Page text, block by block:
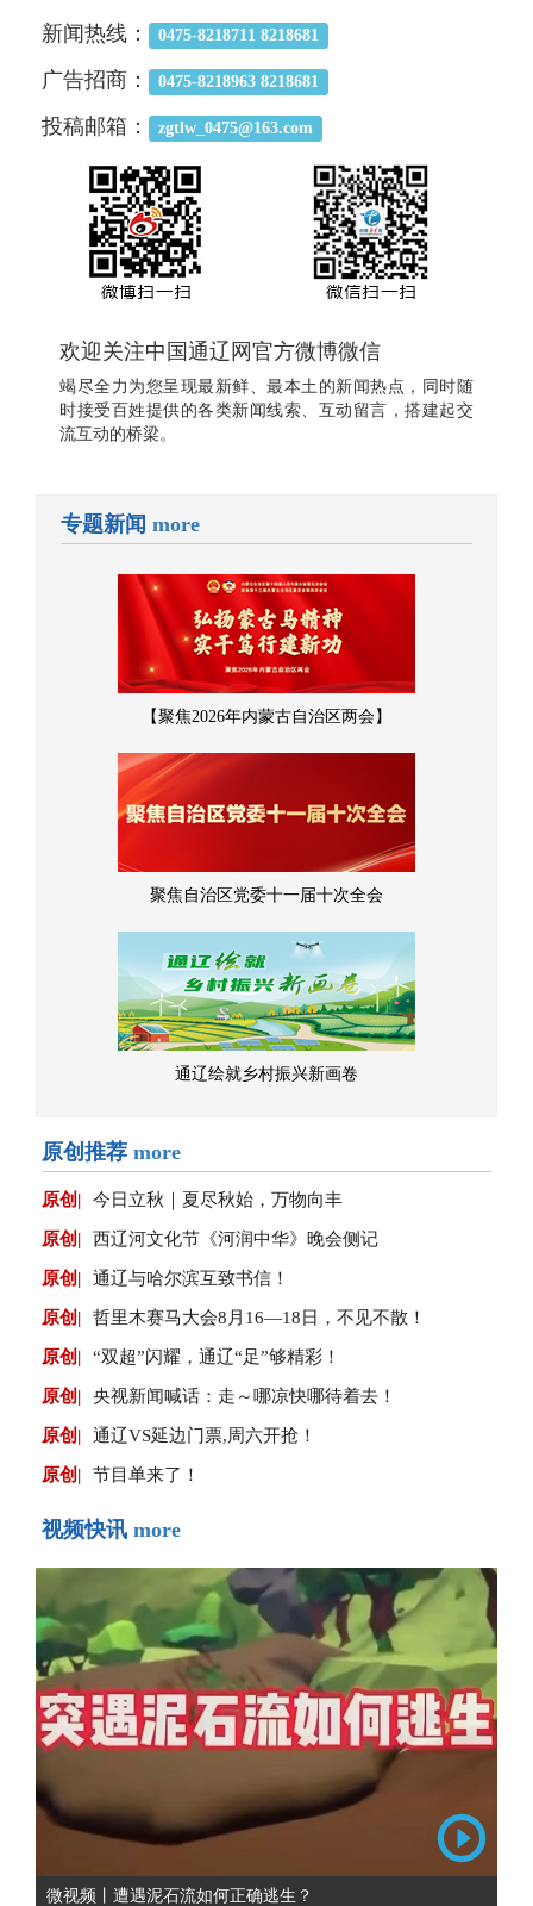
新闻热线： 0475-8218711 8218681
广告招商： 0475-8218963 8218681
投稿邮箱： zgtlw_0475@163.com
欢迎关注中国通辽网官方微博微信
竭尽全力为您呈现最新鲜、最本土的新闻热点，同时随
时接受百姓提供的各类新闻线索、互动留言，搭建起交
流互动的桥梁。
专题新闻 more
【聚焦2026年内蒙古自治区两会】
聚焦自治区党委十一届十次全会
通辽绘就乡村振兴新画卷
原创推荐 more
原创| 今日立秋｜夏尽秋始，万物向丰
原创| 西辽河文化节《河润中华》晚会侧记
原创| 通辽与哈尔滨互致书信！
原创| 哲里木赛马大会8月16—18日，不见不散！
原创| “双超”闪耀，通辽“足”够精彩！
原创| 央视新闻喊话：走～哪凉快哪待着去！
原创| 通辽VS延边门票,周六开抢！
原创| 节目单来了！
视频快讯 more
微视频丨遭遇泥石流如何正确逃生？